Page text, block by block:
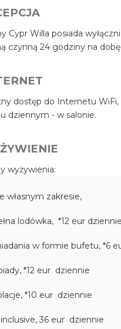
Cypr Willa posiada
czynną 24 godziny na dobę.
dostęp do Internetu
dziennym - w salonie.
wyżywienia:
własnym zakresie,
lodówka, *12 eur dziennie
w formie bufetu, *6
*12 eur dziennie
*10 eur dziennie
36 eur dziennie